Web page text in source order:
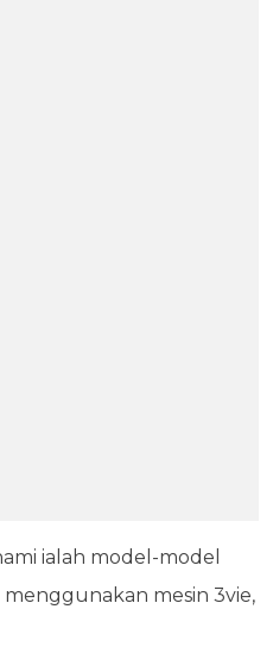
ialah model-model
mesin 3vie,